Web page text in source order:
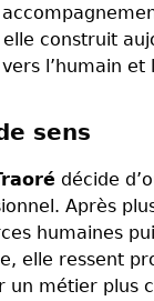
construit
l’humain
sens
décide
Après
humaines
elle ressent
un métier plus